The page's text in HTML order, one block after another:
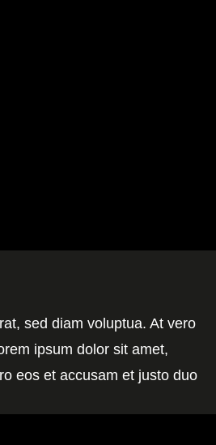
sed diam voluptua. At vero
ipsum dolor sit amet,
eos et accusam et justo duo